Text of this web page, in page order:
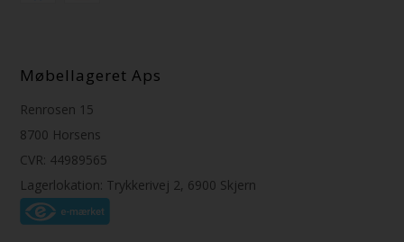
Møbellageret Aps
Renrosen 15
8700 Horsens
CVR: 44989565
Lagerlokation: Trykkerivej 2, 6900 Skjern